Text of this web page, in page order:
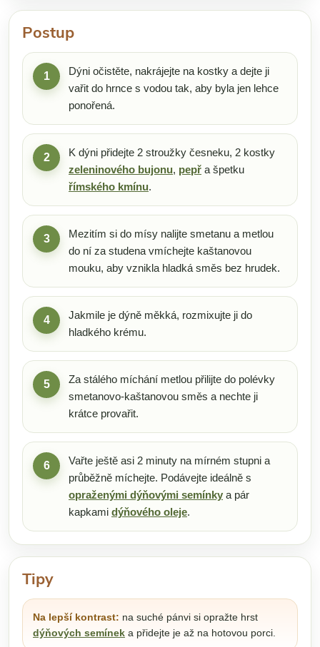
Postup
1
Dýni očistěte, nakrájejte na kostky a dejte ji
vařit do hrnce s vodou tak, aby byla jen lehce
ponořená.
2
K dýni přidejte 2 stroužky česneku, 2 kostky
zeleninového bujonu, pepř a špetku
římského kmínu.
3
Mezitím si do mísy nalijte smetanu a metlou
do ní za studena vmíchejte kaštanovou
mouku, aby vznikla hladká směs bez hrudek.
4
Jakmile je dýně měkká, rozmixujte ji do
hladkého krému.
5
Za stálého míchání metlou přilijte do polévky
smetanovo-kaštanovou směs a nechte ji
krátce provařit.
6
Vařte ještě asi 2 minuty na mírném stupni a
průběžně míchejte. Podávejte ideálně s
opraženými dýňovými semínky a pár
kapkami dýňového oleje.
Tipy
Na lepší kontrast: na suché pánvi si opražte hrst
dýňových semínek a přidejte je až na hotovou porci.